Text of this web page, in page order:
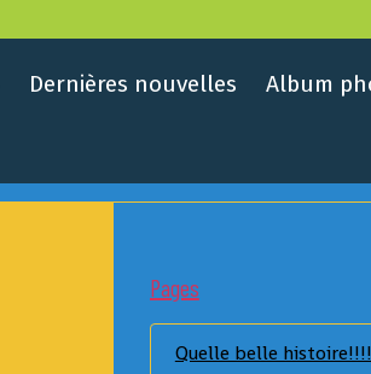
Dernières nouvelles
Album
Pages
Quelle belle histoire!!!!